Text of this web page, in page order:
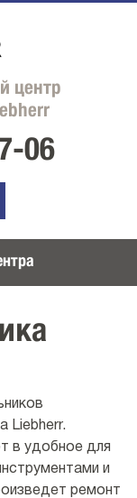
центр
06
Liebherr.
в удобное для
и
ремонт